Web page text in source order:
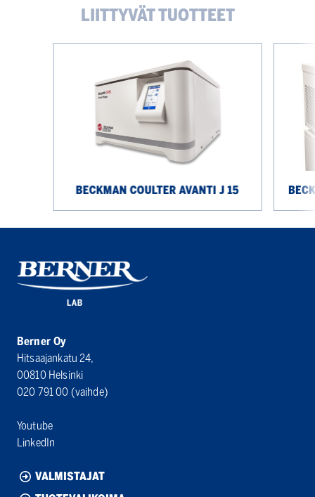
LIITTYVÄT TUOTTEET
BECKMAN COULTER AVANTI J 15
Coulter
Berner Oy
Hitsaajankatu 24,
00810 Helsinki
020 791 00 (vaihde)
Youtube
LinkedIn
VALMISTAJAT